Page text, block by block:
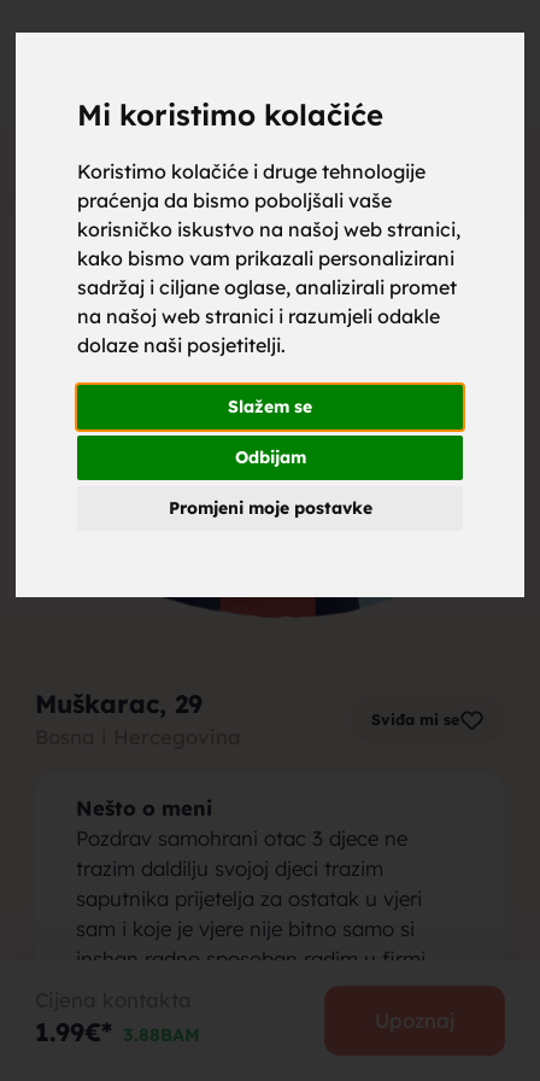
Mi koristimo kolačiće
Koristimo kolačiće i druge tehnologije
praćenja da bismo poboljšali vaše
korisničko iskustvo na našoj web stranici,
kako bismo vam prikazali personalizirani
sadržaj i ciljane oglase, analizirali promet
na našoj web stranici i razumjeli odakle
dolaze naši posjetitelji.
Slažem se
Odbijam
Promjeni moje postavke
Oglas
Muškarac, 29 Sviđa mi se
Nešto o meni
Pozdrav samohrani otac 3 djece ne
trazim daldilju svojoj djeci trazim
saputnika prijetelja za ostatak u vjeri
sam i koje je vjere nije bitno samo si
inshan radno sposoban radim u firmi
vikend svaki slobodan da se posvetim
svojoj porodici pa bujrum ko zeli neka se
javi
1.99€* 3.88BAM
Upoznaj
upoznaj
za brak,
zene za
brak,
muskarci
za brak,